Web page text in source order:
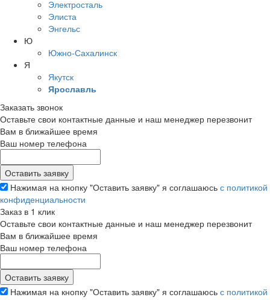
Электросталь
Элиста
Энгельс
Ю
Южно-Сахалинск
Я
Якутск
Ярославль
Заказать звонок
Оставьте свои контактные данные и наш менеджер перезвонит
Вам в ближайшее время
Ваш номер телефона
Нажимая на кнопку "Оставить заявку" я соглашаюсь с политикой
конфиденциальности
Заказ в 1 клик
Оставьте свои контактные данные и наш менеджер перезвонит
Вам в ближайшее время
Ваш номер телефона
Нажимая на кнопку "Оставить заявку" я соглашаюсь с политикой